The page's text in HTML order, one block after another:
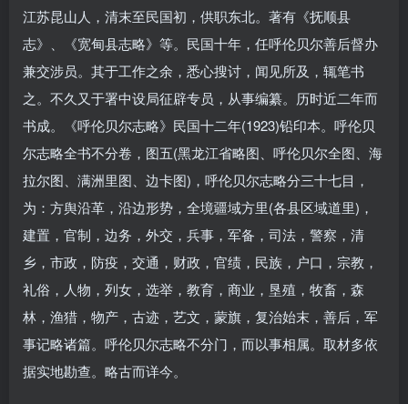
江苏昆山人，清末至民国初，供职东北。著有《抚顺县
志》、《宽甸县志略》等。民国十年，任呼伦贝尔善后督办
兼交涉员。其于工作之余，悉心搜讨，闻见所及，辄笔书
之。不久又于署中设局征辟专员，从事编纂。历时近二年而
书成。《呼伦贝尔志略》民国十二年(1923)铅印本。呼伦贝
尔志略全书不分卷，图五(黑龙江省略图、呼伦贝尔全图、海
拉尔图、满洲里图、边卡图)，呼伦贝尔志略分三十七目，
为：方舆沿革，沿边形势，全境疆域方里(各县区域道里)，
建置，官制，边务，外交，兵事，军备，司法，警察，清
乡，市政，防疫，交通，财政，官绩，民族，户口，宗教，
礼俗，人物，列女，选举，教育，商业，垦殖，牧畜，森
林，渔猎，物产，古迹，艺文，蒙旗，复治始末，善后，军
事记略诸篇。呼伦贝尔志略不分门，而以事相属。取材多依
据实地勘查。略古而详今。